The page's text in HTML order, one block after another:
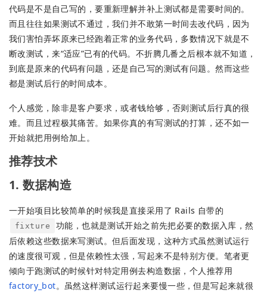
代码是不是自己写的，要重新理解并补上测试都是需要时间的。
而且往往如果测试不通过，我们并不敢第一时间去改代码，因为
我们害怕弄坏原来已经跑着正常的业务代码，多数情况下就是不
断改测试，来“适应”已有的代码。不折腾几番之后根本就不知道，
到底是原来的代码有问题，还是自己写的测试有问题。然而这些
都是测试后行的时间成本。
个人感觉，除非是客户要求，或者钱给够，否则测试后行真的很
难。而且过程极其痛苦。如果你真的有写测试的打算，还不如一
开始就把用例给加上。
推荐技术
1. 数据构造
一开始项目比较简单的时候我是直接采用了 Rails 自带的
fixture
功能，也就是测试开始之前先把必要的数据入库，然
后依赖这些数据来写测试。但后面发现，这种方式虽然测试运行
的速度很可观，但是依赖性太强，写起来不是特别方便。笔者更
倾向于跑测试的时候针对特定用例去构造数据，个人推荐用
factory_bot。虽然这样测试运行起来要慢一些，但是写起来就很